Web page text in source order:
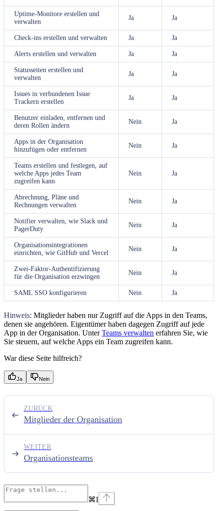
Uptime-Monitore erstellen und
verwalten
Ja Ja
Check-ins erstellen und verwalten Ja Ja
Alerts erstellen und verwalten Ja Ja
Statusseiten erstellen und
verwalten
Ja Ja
Issues in verbundenen Issue
Trackern erstellen
Ja Ja
Benutzer einladen, entfernen und
deren Rollen ändern
Nein Ja
Apps in der Organisation
hinzufügen oder entfernen
Nein Ja
Teams erstellen und festlegen, auf
welche Apps jedes Team
zugreifen kann
Nein Ja
Abrechnung, Pläne und
Rechnungen verwalten
Nein Ja
Notifier verwalten, wie Slack und
PagerDuty
Nein Ja
Organisationsintegrationen
einrichten, wie GitHub und Vercel
Nein Ja
Zwei-Faktor-Authentifizierung
für die Organisation erzwingen
Nein Ja
SAML SSO konfigurieren Nein Ja
Hinweis: Mitglieder haben nur Zugriff auf die Apps in den Teams,
denen sie angehören. Eigentümer haben dagegen Zugriff auf jede
App in der Organisation. UnterTeams verwalten erfahren Sie, wie
Sie steuern, auf welche Apps ein Team zugreifen kann.
War diese Seite hilfreich?
Ja Nein
Mitglieder der Organisation
ZURÜCK
Organisationsteams
WEITER
⌘I